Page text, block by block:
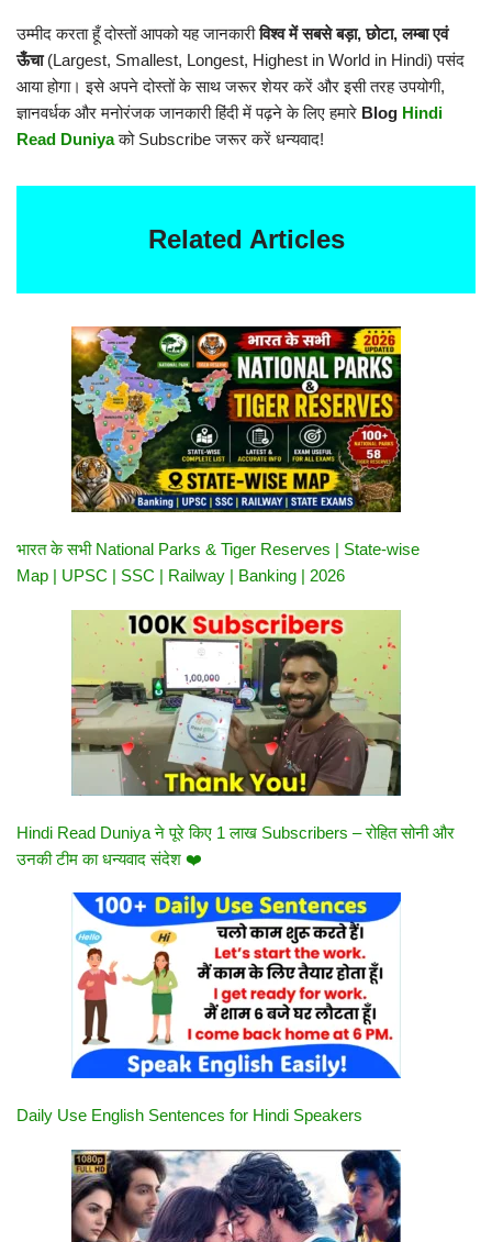
उम्मीद करता हूँ दोस्तों आपको यह जानकारीविश्व में सबसे बड़ा, छोटा, लम्बा एवं
ऊँचा(Largest, Smallest, Longest, Highest in World in Hindi) पसंद
आया होगा। इसे अपने दोस्तों के साथ जरूर शेयर करें और इसी तरह उपयोगी,
ज्ञानवर्धक और मनोरंजक जानकारी हिंदी में पढ़ने के लिए हमारे Blog Hindi
Read Duniyaको Subscribe जरूर करें धन्यवाद!
Related Articles
भारत के सभी National Parks & Tiger Reserves | State-wise
Map | UPSC | SSC | Railway | Banking | 2026
Hindi Read Duniya ने पूरे किए 1 लाख Subscribers – रोहित सोनी और
उनकी टीम का धन्यवाद संदेश ❤️
Daily Use English Sentences for Hindi Speakers